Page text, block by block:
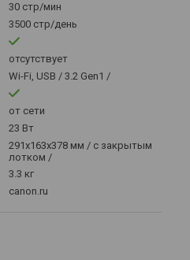
30 стр/мин
3500 стр/день
отсутствует
Wi-Fi, USB / 3.2 Gen1 /
от сети
23 Вт
291x163x378 мм / с закрытым
лотком /
3.3 кг
canon.ru